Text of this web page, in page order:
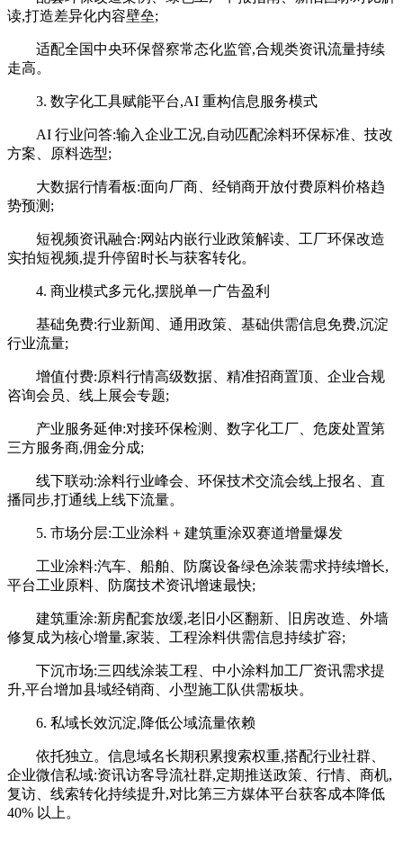
读,打造差异化内容壁垒;
适配全国中央环保督察常态化监管,合规类资讯流量持续
走高。
3. 数字化工具赋能平台,AI 重构信息服务模式
AI 行业问答:输入企业工况,自动匹配涂料环保标准、技改
方案、原料选型;
大数据行情看板:面向厂商、经销商开放付费原料价格趋
势预测;
短视频资讯融合:网站内嵌行业政策解读、工厂环保改造
实拍短视频,提升停留时长与获客转化。
4. 商业模式多元化,摆脱单一广告盈利
基础免费:行业新闻、通用政策、基础供需信息免费,沉淀
行业流量;
增值付费:原料行情高级数据、精准招商置顶、企业合规
咨询会员、线上展会专题;
产业服务延伸:对接环保检测、数字化工厂、危废处置第
三方服务商,佣金分成;
线下联动:涂料行业峰会、环保技术交流会线上报名、直
播同步,打通线上线下流量。
5. 市场分层:工业涂料 + 建筑重涂双赛道增量爆发
工业涂料:汽车、船舶、防腐设备绿色涂装需求持续增长,
平台工业原料、防腐技术资讯增速最快;
建筑重涂:新房配套放缓,老旧小区翻新、旧房改造、外墙
修复成为核心增量,家装、工程涂料供需信息持续扩容;
下沉市场:三四线涂装工程、中小涂料加工厂资讯需求提
升,平台增加县域经销商、小型施工队供需板块。
6. 私域长效沉淀,降低公域流量依赖
依托独立。信息域名长期积累搜索权重,搭配行业社群、
企业微信私域:资讯访客导流社群,定期推送政策、行情、商机,
复访、线索转化持续提升,对比第三方媒体平台获客成本降低
40% 以上。